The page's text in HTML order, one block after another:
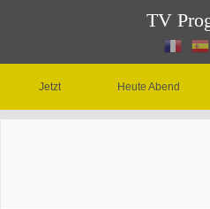
TV
Jetzt Heute Abend